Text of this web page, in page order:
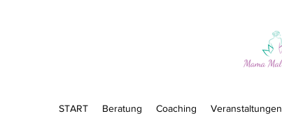
START Beratung Coaching Veranstaltungen